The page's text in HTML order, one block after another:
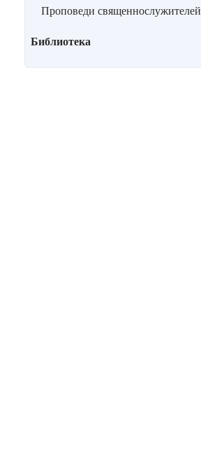
Проповеди священнослужителей
Библиотека